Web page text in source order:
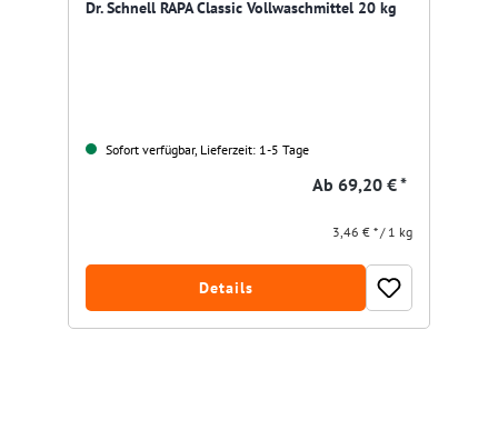
Dr. Schnell RAPA Classic Vollwaschmittel 20 kg
Sofort verfügbar, Lieferzeit: 1-5 Tage
Ab 69,20 € *
3,46 € * / 1 kg
Details